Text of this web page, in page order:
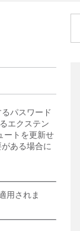
パスワード
エクステン
ートを更新せ
ある場合に
用されま